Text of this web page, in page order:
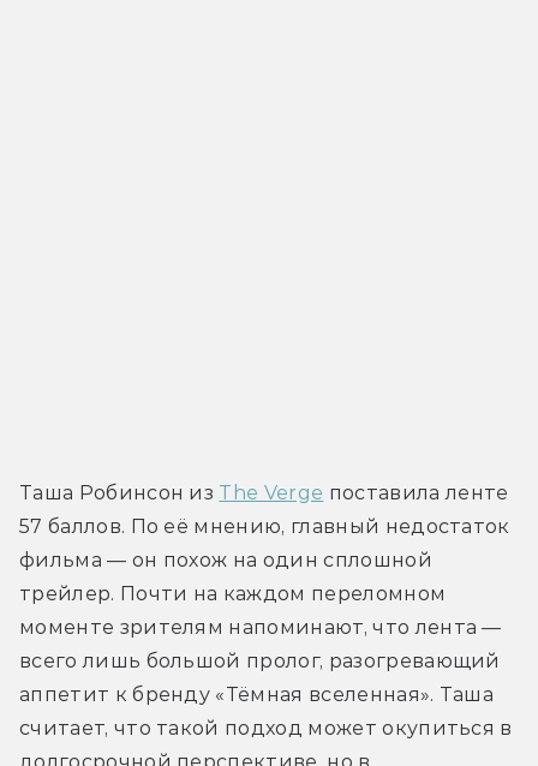
Таша Робинсон из The Verge поставила ленте
57 баллов. По её мнению, главный недостаток
фильма — он похож на один сплошной
трейлер. Почти на каждом переломном
моменте зрителям напоминают, что лента —
всего лишь большой пролог, разогревающий
аппетит к бренду «Тёмная вселенная». Таша
считает, что такой подход может окупиться в